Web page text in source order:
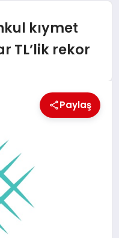
kıymet
TL’lik rekor
Paylaş